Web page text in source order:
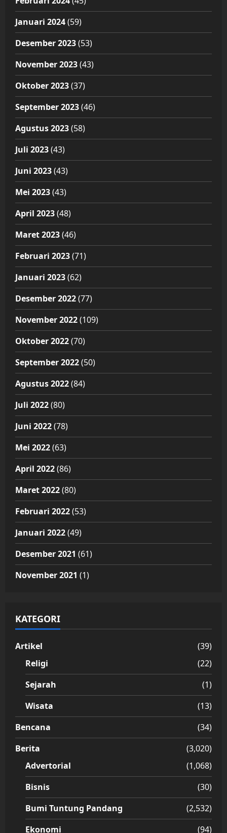
Januari 2024(59)
Desember 2023(53)
November 2023(43)
Oktober 2023(37)
September 2023(46)
Agustus 2023(58)
Juli 2023(43)
Juni 2023(43)
Mei 2023(43)
April 2023(48)
Maret 2023(46)
Februari 2023(71)
Januari 2023(62)
Desember 2022(77)
November 2022(109)
Oktober 2022(70)
September 2022(50)
Agustus 2022(84)
Juli 2022(80)
Juni 2022(78)
Mei 2022(63)
April 2022(86)
Maret 2022(80)
Februari 2022(53)
Januari 2022(49)
Desember 2021 (61)
November 2021 (1)
KATEGORI
Artikel
(39)
Religi
(22)
Sejarah
(1)
Wisata
(13)
Bencana
(34)
Berita
(3,020)
Advertorial
(1,068)
Bisnis
(30)
Bumi Tuntung Pandang
(2,532)
Ekonomi
(94)